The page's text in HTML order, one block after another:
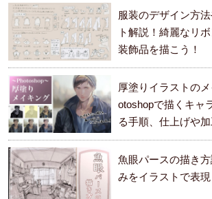
服装のデザイン方
ト解説！綺麗なリ
装飾品を描こう！
厚塗りイラストの
otoshopで描くキャ
る手順、仕上げや
ます。
魚眼パースの描き
みをイラストで表現